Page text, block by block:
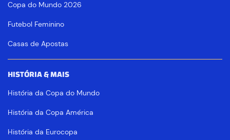
Copa do Mundo 2026
Futebol Feminino
Casas de Apostas
HISTÓRIA & MAIS
História da Copa do Mundo
História da Copa América
História da Eurocopa